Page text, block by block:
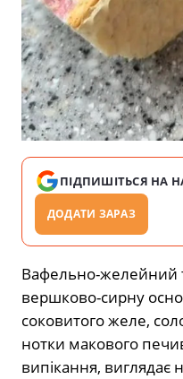
ПІДПИШІТЬСЯ НА
ДОДАТИ ЗАРАЗ
Вафельно-желейний
вершково-сирну
соковитого желе,
нотки макового
випікання, виглядає